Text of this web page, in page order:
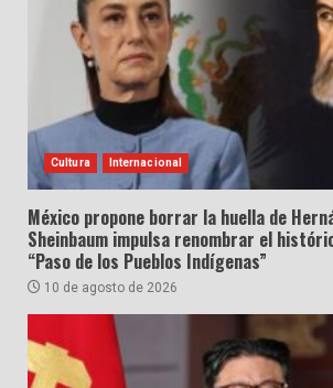
Cultura Internacional
México propone borrar la huella de
Sheinbaum impulsa renombrar el
“Paso de los Pueblos Indígenas”
10 de agosto de 2026